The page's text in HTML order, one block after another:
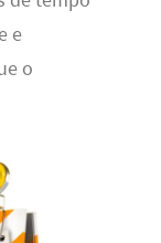
e
o